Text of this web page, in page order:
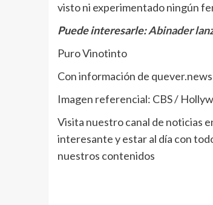
visto ni experimentado ningún
Puede interesarle:Abinader
Puro Vinotinto
Con información de
Imagen referencial: CBS /
Visita nuestro canal de noticias
interesante y estar al día con
nuestros contenidos